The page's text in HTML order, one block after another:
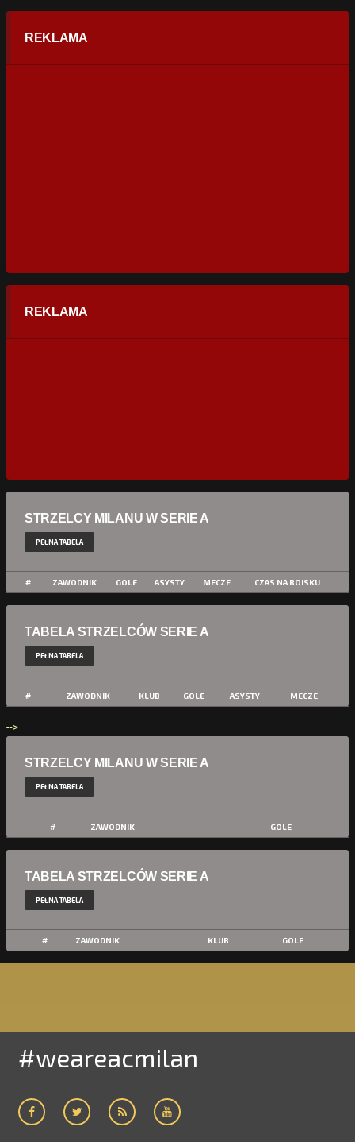
REKLAMA
REKLAMA
STRZELCY MILANU W SERIE A
PEŁNA TABELA
# ZAWODNIK GOLE ASYSTY MECZE CZAS NA BOISKU
TABELA STRZELCÓW SERIE A
PEŁNA TABELA
# ZAWODNIK KLUB GOLE ASYSTY MECZE
-->
STRZELCY MILANU W SERIE A
PEŁNA TABELA
# ZAWODNIK GOLE
TABELA STRZELCÓW SERIE A
PEŁNA TABELA
# ZAWODNIK KLUB GOLE
#weareacmilan